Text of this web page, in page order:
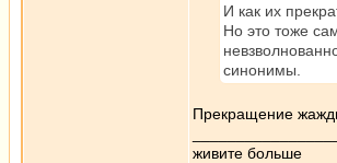
И как их
Но это тоже
синонимы.
Прекращение
живите больше